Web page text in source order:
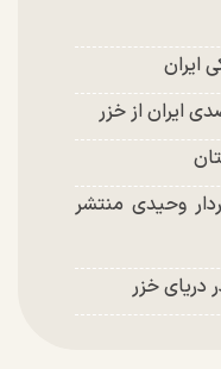
ایران
وحیدی منتشر
دریای خزر